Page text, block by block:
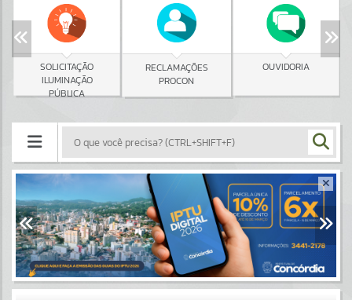
SOLICITAÇÃO
ILUMINAÇÃO
PÚBLICA
RECLAMAÇÕES
PROCON
OUVIDORIA
Portais
Por favor, aguarde...